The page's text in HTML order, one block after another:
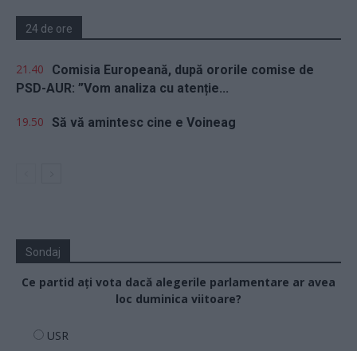
24 de ore
21.40
Comisia Europeană, după ororile comise de
PSD-AUR: ”Vom analiza cu atenție...
19.50 Să vă amintesc cine e Voineag
Sondaj
Ce partid ați vota dacă alegerile parlamentare ar avea
loc duminica viitoare?
USR